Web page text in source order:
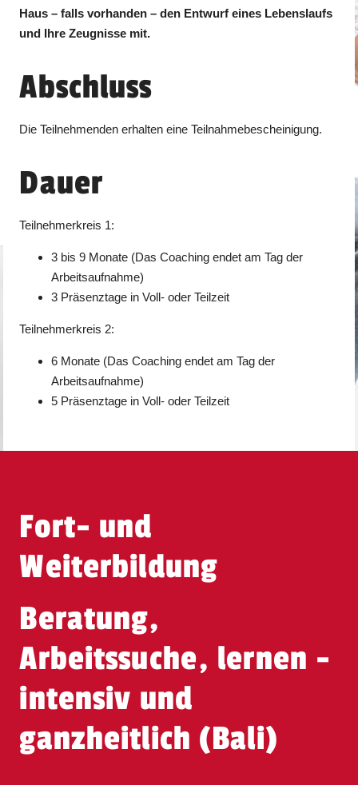
Haus – falls vorhanden – den Entwurf eines Lebenslaufs
und Ihre Zeugnisse mit.
Abschluss
Die Teilnehmenden erhalten eine Teilnahmebescheinigung.
Dauer
Teilnehmerkreis 1:
3 bis 9 Monate (Das Coaching endet am Tag der
Arbeitsaufnahme)
3 Präsenztage in Voll- oder Teilzeit
Teilnehmerkreis 2:
6 Monate (Das Coaching endet am Tag der
Arbeitsaufnahme)
5 Präsenztage in Voll- oder Teilzeit
Fort- und
Weiterbildung
Beratung,
Arbeitssuche, lernen -
intensiv und
ganzheitlich (Bali)